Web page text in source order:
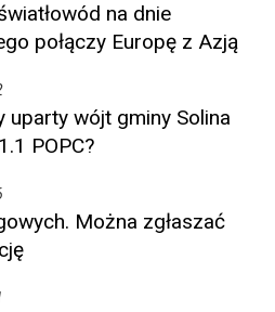
na dnie
połączy Europę z Azją
uparty wójt gminy Solina
POPC?
Można zgłaszać